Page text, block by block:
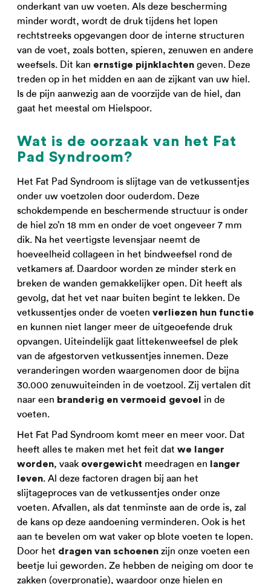
onderkant van uw voeten. Als deze bescherming
minder wordt, wordt de druk tijdens het lopen
rechtstreeks opgevangen door de interne structuren
van de voet, zoals botten, spieren, zenuwen en andere
weefsels. Dit kan ernstige pijnklachten geven. Deze
treden op in het midden en aan de zijkant van uw hiel.
Is de pijn aanwezig aan de voorzijde van de hiel, dan
gaat het meestal om Hielspoor.
Wat is de oorzaak van het Fat
Pad Syndroom?
Het Fat Pad Syndroom is slijtage van de vetkussentjes
onder uw voetzolen door ouderdom. Deze
schokdempende en beschermende structuur is onder
de hiel zo’n 18 mm en onder de voet ongeveer 7 mm
dik. Na het veertigste levensjaar neemt de
hoeveelheid collageen in het bindweefsel rond de
vetkamers af. Daardoor worden ze minder sterk en
breken de wanden gemakkelijker open. Dit heeft als
gevolg, dat het vet naar buiten begint te lekken. De
vetkussentjes onder de voeten verliezen hun functie
en kunnen niet langer meer de uitgeoefende druk
opvangen. Uiteindelijk gaat littekenweefsel de plek
van de afgestorven vetkussentjes innemen. Deze
veranderingen worden waargenomen door de bijna
30.000 zenuwuiteinden in de voetzool. Zij vertalen dit
naar een branderig en vermoeid gevoel
in de
voeten.
Het Fat Pad Syndroom komt meer en meer voor. Dat
heeft alles te maken met het feit dat we langer
worden, vaak overgewicht meedragen en
langer
leven. Al deze factoren dragen bij aan het
slijtageproces van de vetkussentjes onder onze
voeten. Afvallen, als dat tenminste aan de orde is, zal
de kans op deze aandoening verminderen. Ook is het
aan te bevelen om wat vaker op blote voeten te lopen.
Door het dragen van schoenen zijn onze voeten een
beetje lui geworden. Ze hebben de neiging om door te
zakken (overpronatie), waardoor onze hielen en